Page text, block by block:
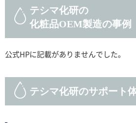
テシマ化研の
化粧品OEM製造の事例
公式HPに記載がありませんでした。
テシマ化研のサポート